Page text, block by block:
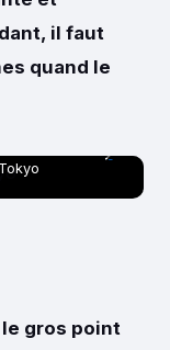
il faut
quand le
le gros point